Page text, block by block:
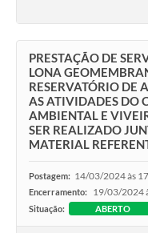
Telefones Úteis
Jornal
Agenda
SIC
Notícias
PRESTAÇÃO DE
LONA
RESERVATÓRIO DE
AS ATIVIDADES DO
AMBIENTAL E
SER REALIZADO
MATERIAL
Postagem: 14/03/2024 às
Encerramento: 19/03/2024
Situação: ABERTO